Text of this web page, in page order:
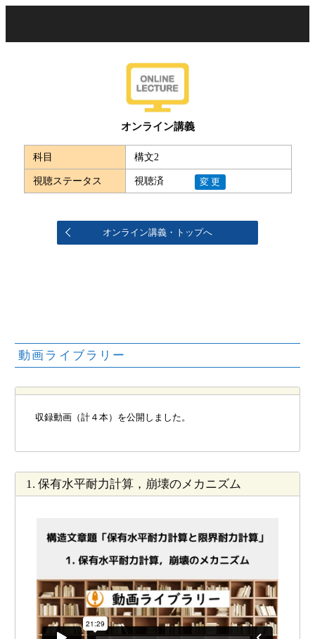
オンライン講義
科目 構文2
視聴ステータス 視聴済 変更
オンライン講義・トップへ
動画ライブラリー
収録動画（計４本）を公開しました。
1. 保有水平耐力計算，崩壊のメカニズム